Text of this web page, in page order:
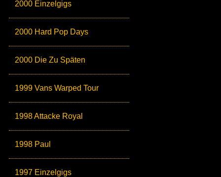
2000 Einzelgigs
2000 Hard Pop Days
2000 Die Zu Späten
1999 Vans Warped Tour
1998 Attacke Royal
1998 Paul
1997 Einzelgigs